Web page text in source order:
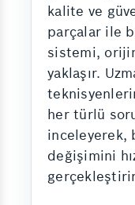
kalite ve
parçalar ile
sistemi,
yaklaşır.
her türlü
inceleyerek,
değişimini